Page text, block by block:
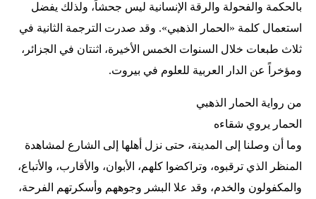
بالحكمة والفحولة والرقة الإنسانية ليس جحشاً، ولذلك يفضل
استعمال كلمة «الحمار الذهبي». وقد صدرت الترجمة الثانية في
ثلاث طبعات خلال السنوات الخمس الأخيرة، اثنتان في الجزائر،
ومؤخراً عن الدار العربية للعلوم في بيروت.
من رواية الحمار الذهبي
الحمار يروي شقاءه
وما أن وصلنا إلى المدينة، حتى نزل أهلها إلى الشارع لمشاهدة
المنظر الذي ترقبوه، وتراكضوا كلهم، الأبوان، والأقارب، والأتباع،
والمكفولون والخدم، وقد علا البشر وجوههم وأسكرتهم الفرحة،